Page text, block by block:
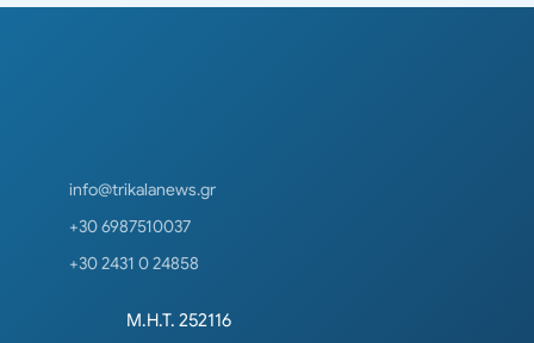
info@trikalanews.gr
+30 6987510037
+30 2431 0 24858
Μ.Η.Τ. 252116